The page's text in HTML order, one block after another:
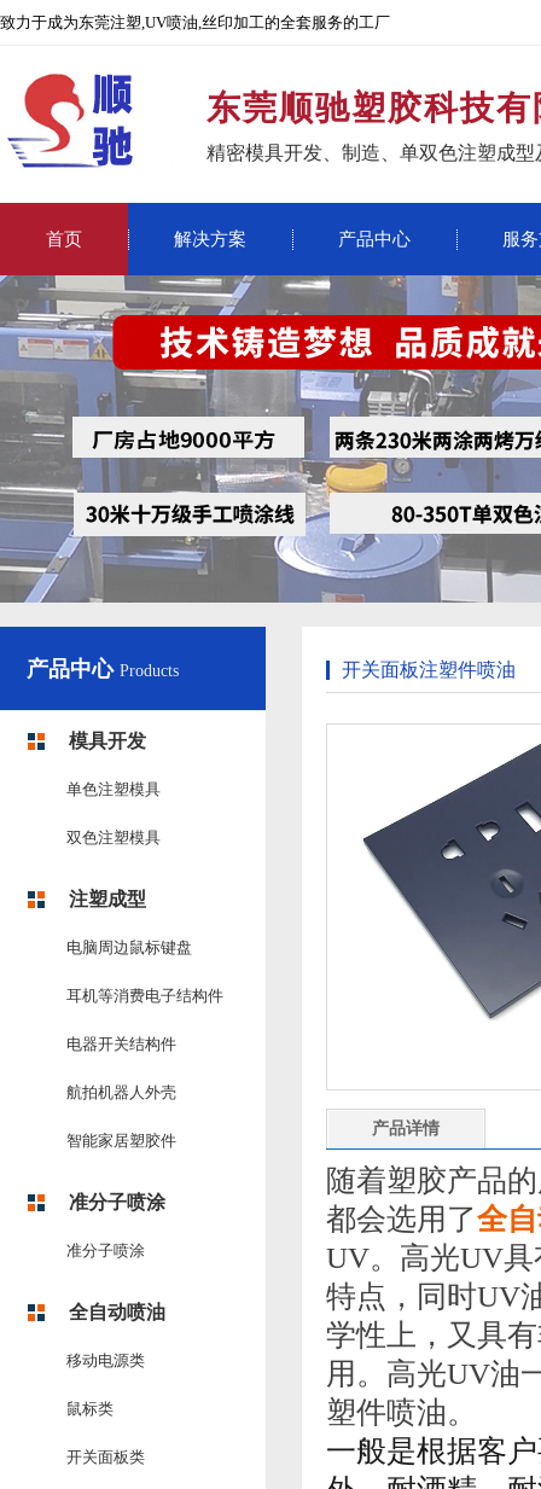
致力于成为东莞注塑,UV喷油,丝印加工的全套服务的工厂
东莞顺驰塑胶科技
精密模具开发、制造、单双色注塑成
首页 解决方案 产品中心 服
产品中心 Products
模具开发
单色注塑模具
双色注塑模具
注塑成型
电脑周边鼠标键盘
耳机等消费电子结构件
电器开关结构件
航拍机器人外壳
智能家居塑胶件
准分子喷涂
准分子喷涂
全自动喷油
移动电源类
鼠标类
开关面板类
开关面板注塑件喷油
产品详情
随着塑胶产品
都会选用了全
UV。高光UV
特点，同时UV
学性上，又具
用。高光UV油
塑件喷油。
一般是根据客